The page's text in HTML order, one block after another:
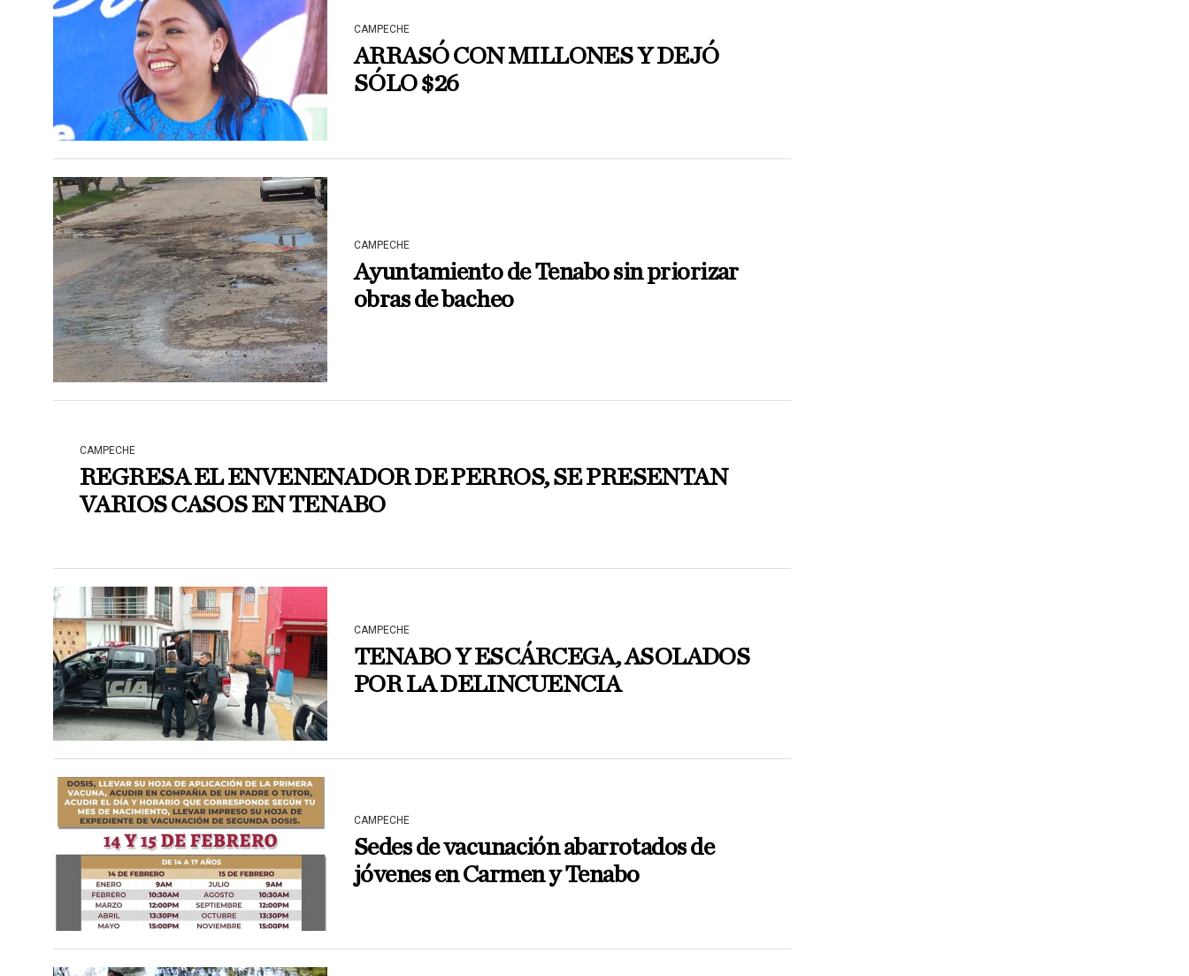
CAMPECHE
ARRASÓ CON MILLONES Y DEJÓ
SÓLO $26
CAMPECHE
Ayuntamiento de Tenabo sin priorizar
obras de bacheo
CAMPECHE
REGRESA EL ENVENENADOR DE PERROS, SE PRESENTAN
VARIOS CASOS EN TENABO
CAMPECHE
TENABO Y ESCÁRCEGA, ASOLADOS
POR LA DELINCUENCIA
CAMPECHE
Sedes de vacunación abarrotados de
jóvenes en Carmen y Tenabo